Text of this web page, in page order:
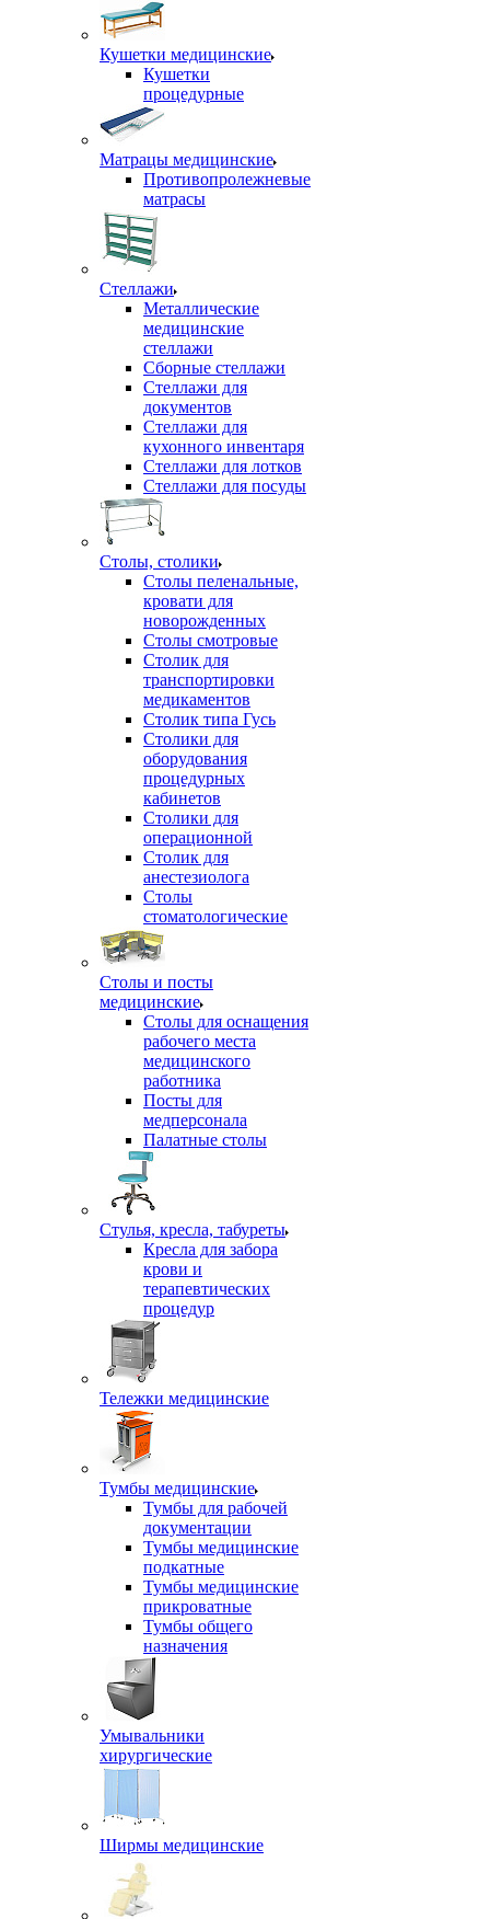
Кушетки медицинские
Кушетки
процедурные
Матрацы медицинские
Противопролежневые
матрасы
Стеллажи
Металлические
медицинские
стеллажи
Сборные стеллажи
Стеллажи для
документов
Стеллажи для
кухонного инвентаря
Стеллажи для лотков
Стеллажи для посуды
Столы, столики
Столы пеленальные,
кровати для
новорожденных
Столы смотровые
Столик для
транспортировки
медикаментов
Столик типа Гусь
Столики для
оборудования
процедурных
кабинетов
Столики для
операционной
Столик для
анестезиолога
Столы
стоматологические
Столы и посты
медицинские
Столы для оснащения
рабочего места
медицинского
работника
Посты для
медперсонала
Палатные столы
Стулья, кресла, табуреты
Кресла для забора
крови и
терапевтических
процедур
Тележки медицинские
Тумбы медицинские
Тумбы для рабочей
документации
Тумбы медицинские
подкатные
Тумбы медицинские
прикроватные
Тумбы общего
назначения
Умывальники
хирургические
Ширмы медицинские